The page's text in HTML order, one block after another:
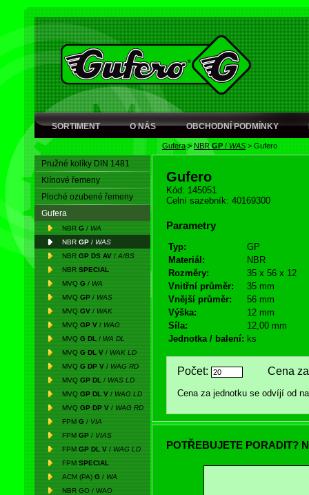
SORTIMENT O NÁS OBCHODNÍ PODMÍNKY
Gufera> NBRGP / WAS > Gufero
Pružné kolíky DIN 1481
Klínové řemeny
Ploché ozubené řemeny
Gufera
NBR G / WA
NBR GP / WAS
NBR GP DS AV / A/BS
NBR SPECIAL
MVQ G / WA
MVQ GP / WAS
MVQ GV / WAK
MVQ GP V / WAG
MVQ G DL / WA DL
MVQ G DL V / WAK LD
MVQ G DP V / WAG RD
MVQ GP DL / WAS LD
MVQ GP DL V / WAG LD
MVQ GP DP V / WAG RD
FPM G / VIA
FPM GP / VIAS
FPM GP DL V / WAG LD
FPM SPECIAL
ACM (PA) G / WA
NBR GO / WAO
Gufero
Kód: 145051
Celní sazebník: 40169300
Parametry
Typ:
GP
Materiál:
NBR
Rozměry:
35 x 56 x 12
Vnitřní průměr:
35 mm
Vnější průměr:
56 mm
Výška:
12 mm
Síla:
12,00 mm
Jednotka / balení: ks
Počet: Cena za
Cena za jednotku se odvíjí od
POTŘEBUJETE PORADIT?